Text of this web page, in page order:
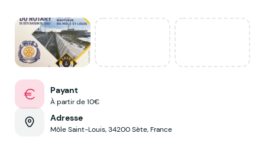
Payant
À partir de 10€
Adresse
Môle Saint-Louis, 34200 Sète, France